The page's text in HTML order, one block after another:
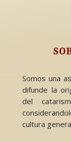
Somos una
difunde la
del
cultura